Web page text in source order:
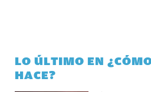
LO ÚLTIMO EN
HACE?